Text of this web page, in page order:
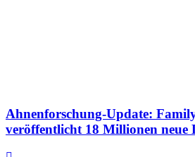
Ahnenforschung-Update:
veröffentlicht 18 Millionen neue